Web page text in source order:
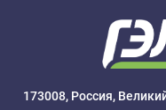
173008, Россия,